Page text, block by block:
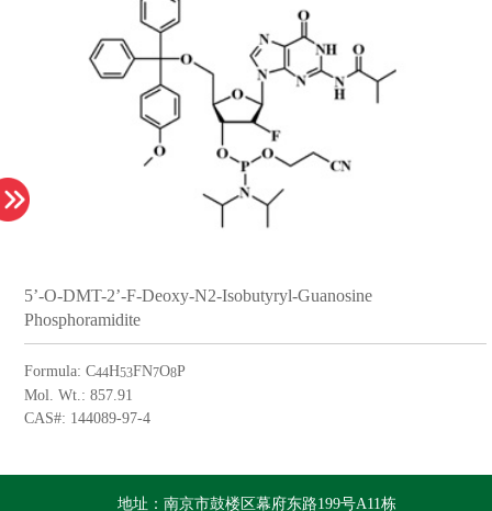
5’-O-DMT-2’-F-Deoxy-N2-Isobutyryl-Guanosine
Phosphoramidite
Formula: C44H53FN7O8P
Mol. Wt.: 857.91
CAS#: 144089-97-4
地址：南京市鼓楼区幕府东路199号A11栋